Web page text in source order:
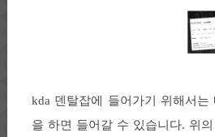
kda 덴탈잡에 들어가기 위해서는
을 하면 들어갈 수 있습니다. 위